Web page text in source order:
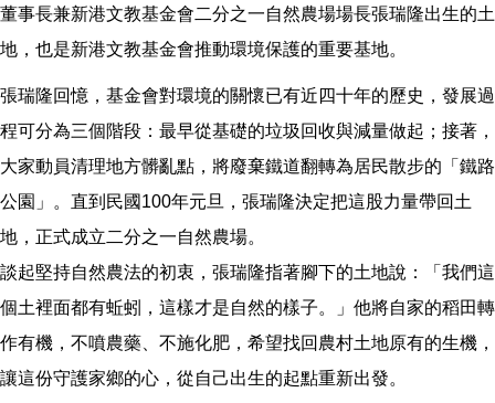
董事長兼新港文教基金會二分之一自然農場場長張瑞隆出生的土
地，也是新港文教基金會推動環境保護的重要基地。
張瑞隆回憶，基金會對環境的關懷已有近四十年的歷史，發展過
程可分為三個階段：最早從基礎的垃圾回收與減量做起；接著，
大家動員清理地方髒亂點，將廢棄鐵道翻轉為居民散步的「鐵路
公園」。直到民國100年元旦，張瑞隆決定把這股力量帶回土
地，正式成立二分之一自然農場。
談起堅持自然農法的初衷，張瑞隆指著腳下的土地說：「我們這
個土裡面都有蚯蚓，這樣才是自然的樣子。」他將自家的稻田轉
作有機，不噴農藥、不施化肥，希望找回農村土地原有的生機，
讓這份守護家鄉的心，從自己出生的起點重新出發。